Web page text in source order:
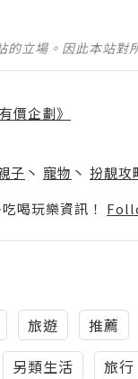
立場。因此本站
價企劃》
子 丶 寵物 丶 扮靚攻
喝玩樂資訊！
旅遊 推薦
另類生活 旅行